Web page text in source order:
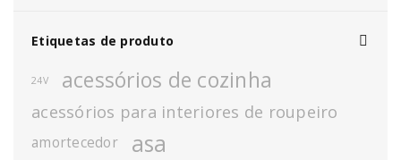
Etiquetas de produto
24V acessórios de cozinha
acessórios para interiores de roupeiro
amortecedor asa